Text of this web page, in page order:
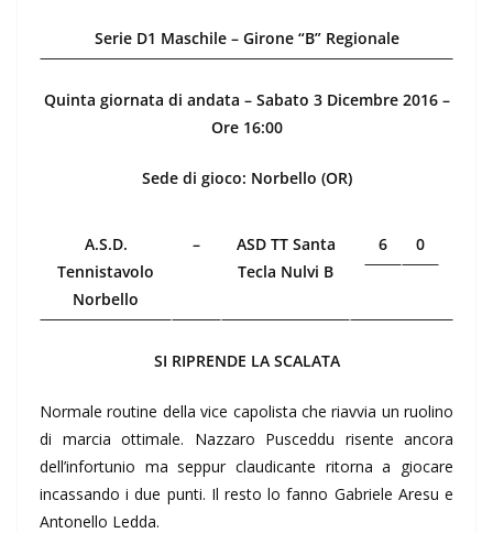
Serie D1 Maschile – Girone “B” Regionale
Quinta giornata di andata – Sabato 3 Dicembre 2016 –
Ore 16:00
Sede di gioco: Norbello (OR)
A.S.D.
Tennistavolo
Norbello
–
ASD TT Santa
Tecla Nulvi B
6 0
SI RIPRENDE LA SCALATA
Normale routine della vice capolista che riavvia un ruolino
di marcia ottimale. Nazzaro Pusceddu risente ancora
dell’infortunio ma seppur claudicante ritorna a giocare
incassando i due punti. Il resto lo fanno Gabriele Aresu e
Antonello Ledda.